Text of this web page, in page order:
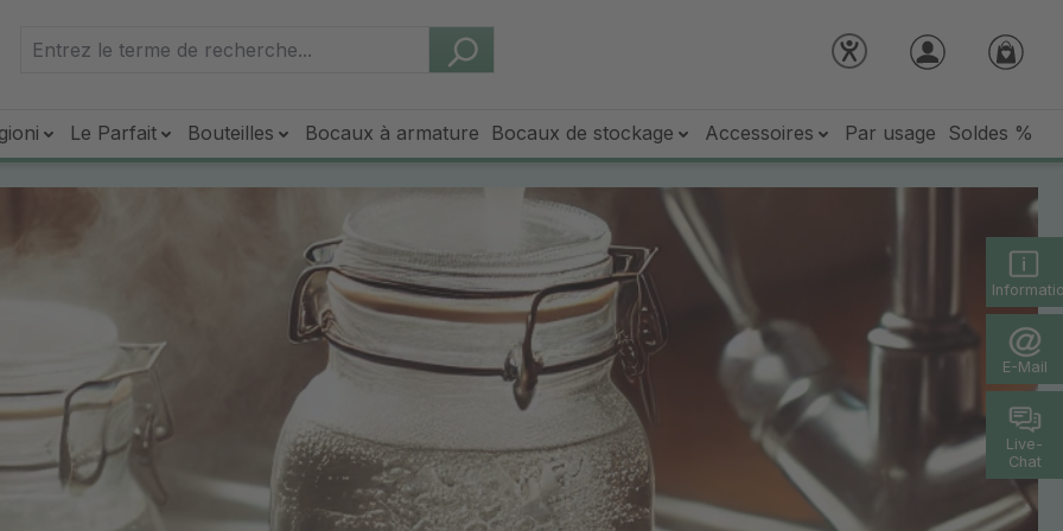
E-Mail
Live-
Chat
Le Parfait Bouteilles Bocaux à armature Bocaux de stockage Accessoires Par usage Soldes %